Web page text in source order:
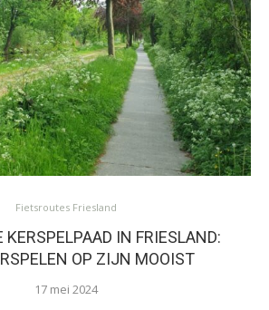
Fietsroutes Friesland
KERSPELPAAD IN FRIESLAND:
OP ZIJN MOOIST
17 mei 2024